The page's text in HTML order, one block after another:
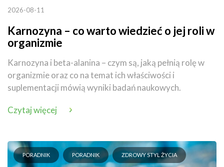
2026-08-11
Karnozyna – co warto wiedzieć o jej roli w
organizmie
Karnozyna i beta-alanina – czym są, jaką pełnią rolę w
organizmie oraz co na temat ich właściwości i
suplementacji mówią wyniki badań naukowych.
Czytaj więcej
PORADNIK PORADNIK ZDROWY STYL ŻYCIA